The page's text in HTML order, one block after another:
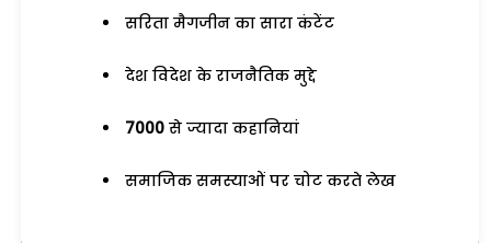
सरिता मैगजीन का सारा कंटेंट
देश विदेश के राजनैतिक मुद्दे
7000 से ज्यादा कहानियां
समाजिक समस्याओं पर चोट करते लेख